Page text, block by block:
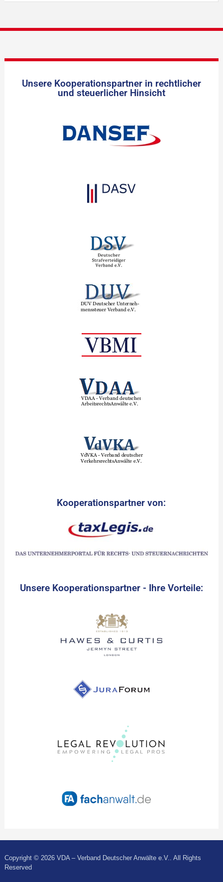
Unsere Kooperationspartner in rechtlicher
und steuerlicher Hinsicht
Kooperationspartner von:
Unsere Kooperationspartner - Ihre Vorteile:
Copyright © 2026 VDA – Verband Deutscher Anwälte e.V.. All Rights
Reserved